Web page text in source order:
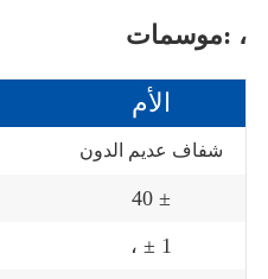
موسمات: ،
الأم
شفاف عدیم الدون
40 ±
، ± 1